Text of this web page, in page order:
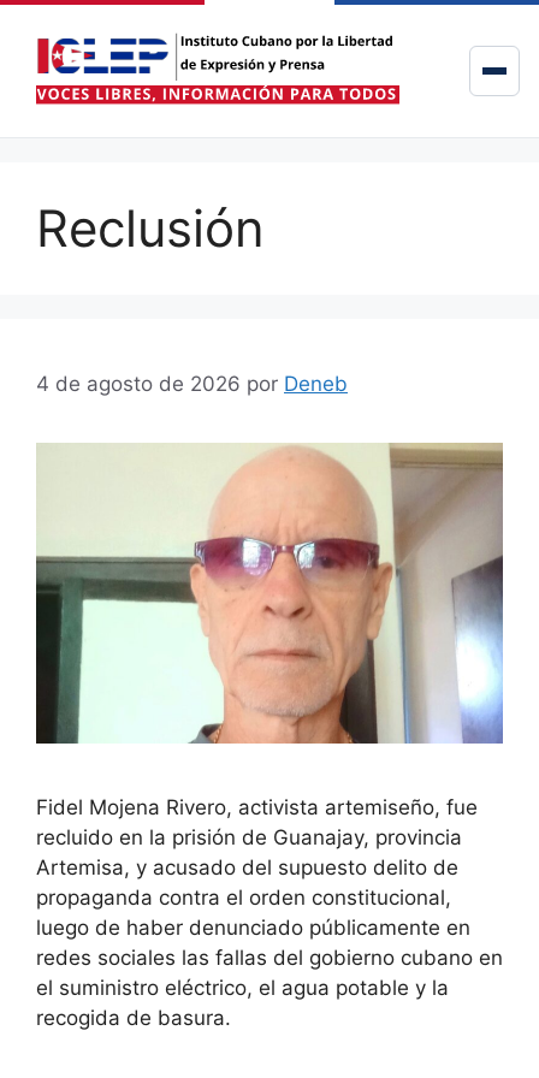
Reclusión
4 de agosto de 2026 por Deneb
Fidel Mojena Rivero, activista artemiseño, fue
recluido en la prisión de Guanajay, provincia
Artemisa, y acusado del supuesto delito de
propaganda contra el orden constitucional,
luego de haber denunciado públicamente en
redes sociales las fallas del gobierno cubano en
el suministro eléctrico, el agua potable y la
recogida de basura.